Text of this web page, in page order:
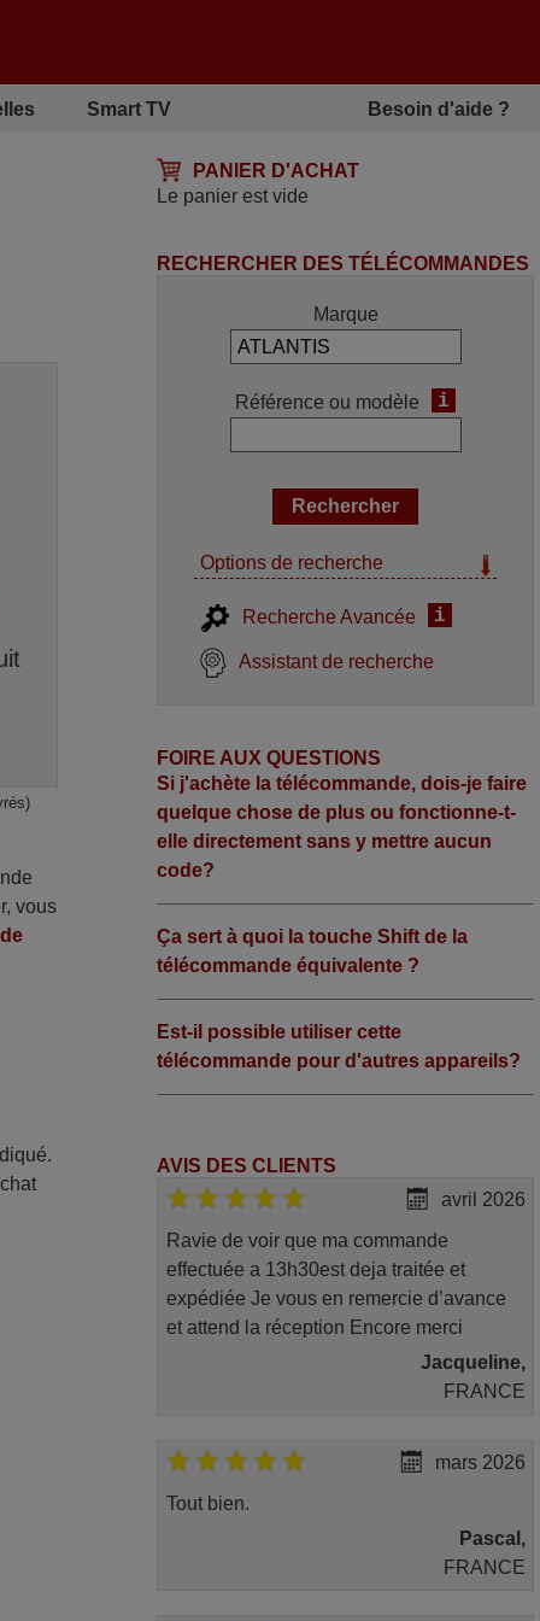
Smart TV Besoin d'aide ?
PANIER D'ACHAT
Le panier est vide
vous
RECHERCHER DES TÉLÉCOMMANDES
Marque
Référence ou modèle i
Options de recherche
Recherche Avancée i
Assistant de recherche
FOIRE AUX QUESTIONS
Si j'achète la télécommande, dois-je faire
quelque chose de plus ou fonctionne-t-
elle directement sans y mettre aucun
code?
Ça sert à quoi la touche Shift de la
télécommande équivalente ?
Est-il possible utiliser cette
télécommande pour d'autres appareils?
AVIS DES CLIENTS
avril 2026
Ravie de voir que ma commande
effectuée a 13h30est deja traitée et
expédiée Je vous en remercie d’avance
et attend la réception Encore merci
Jacqueline,
FRANCE
mars 2026
Tout bien.
Pascal,
FRANCE